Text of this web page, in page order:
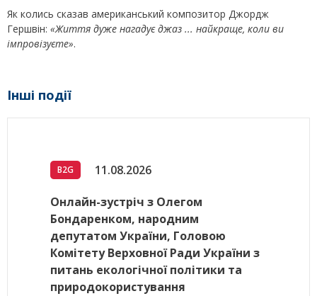
Як колись сказав американський композитор Джордж
Гершвін: «Життя дуже нагадує джаз ... найкраще, коли ви
імпровізуєте».
Інші події
B2G 11.08.2026
Онлайн-зустріч з Олегом
Бондаренком, народним
депутатом України, Головою
Комітету Верховної Ради України з
питань екологічної політики та
природокористування